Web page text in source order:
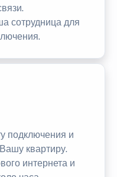
сотрудница для
подключения и
квартиру.
интернета и